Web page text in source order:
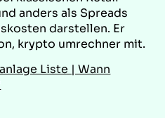
anders als Spreads
darstellen. Er
krypto umrechner mit.
Liste | Wann